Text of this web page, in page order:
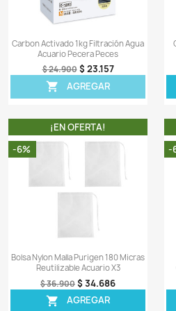
Carbon Activado 500gr Filtración
$ 14.900 $ 13.857
 AGREGAR
Carbon Activado 1kg Filtración
Acuario Pecera Peces
¡EN OFERTA!
-7%
¡PRODUCTO NO DISPONIBLE!